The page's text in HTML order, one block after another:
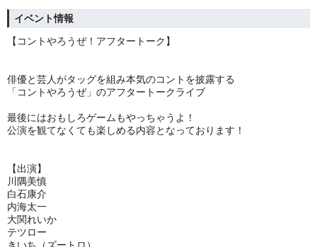
イベント情報
【コントやろうぜ！アフタートーク】
俳優と芸人がタッグを組み本気のコントを披露する
「コントやろうぜ」のアフタートークライブ
最後にはおもしろゲームもやっちゃうよ！
公演を観てなくても楽しめる内容となっております！
【出演】
川隅美慎
白石康介
内海太一
大関れいか
テツロー